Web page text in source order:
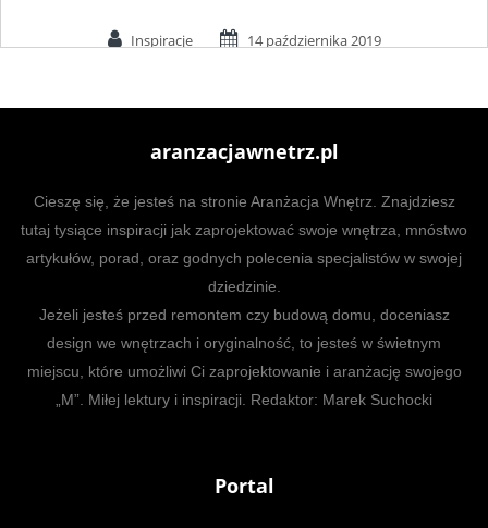
Inspiracje 14 października 2019
aranzacjawnetrz.pl
Cieszę się, że jesteś na stronie Aranżacja Wnętrz. Znajdziesz
tutaj tysiące inspiracji jak zaprojektować swoje wnętrza, mnóstwo
artykułów, porad, oraz godnych polecenia specjalistów w swojej
dziedzinie.
Jeżeli jesteś przed remontem czy budową domu, doceniasz
design we wnętrzach i oryginalność, to jesteś w świetnym
miejscu, które umożliwi Ci zaprojektowanie i aranżację swojego
„M”. Miłej lektury i inspiracji. Redaktor: Marek Suchocki
Portal